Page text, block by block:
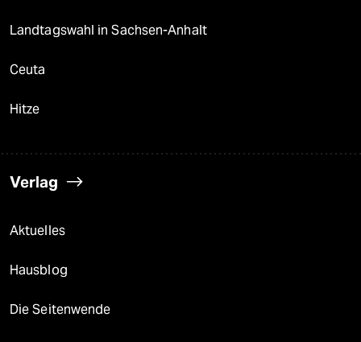
Landtagswahl in Sachsen-Anhalt
Ceuta
Hitze
Verlag
Aktuelles
Hausblog
Die Seitenwende